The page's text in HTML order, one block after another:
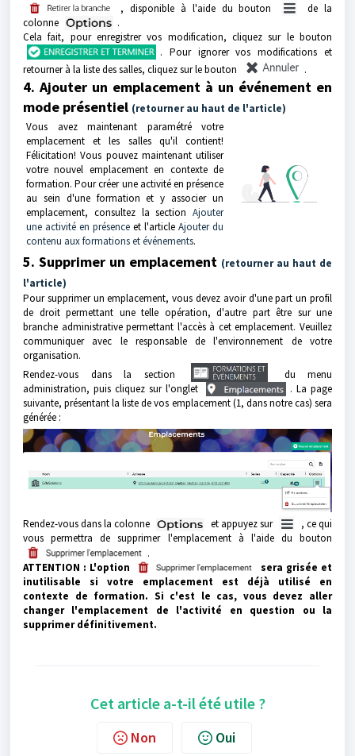
, disponible à l'aide du bouton
de la
colonne
.
Cela fait, pour enregistrer vos modification, cliquez sur le bouton
. Pour ignorer vos modifications et
retourner à la liste des salles, cliquez sur le bouton
.
4. Ajouter un emplacement à un événement en
mode présentiel (retourner au haut de l'article)
Vous avez maintenant paramétré votre
emplacement et les salles qu'il contient!
Félicitation! Vous pouvez maintenant utiliser
votre nouvel emplacement en contexte de
formation. Pour créer une activité en présence
au sein d'une formation et y associer un
emplacement, consultez la section Ajouter
une activité en présence et l'article Ajouter du
contenu aux formations et événements.
5. Supprimer un emplacement (retourner au haut de
l'article)
Pour supprimer un emplacement, vous devez avoir d'une part un profil
de droitpermettant une telle opération, d'autre part être sur une
branche administrative permettant l'accès à cet emplacement. Veuillez
communiquer avec le responsable de l'environnement de votre
organisation.
Rendez-vous dans la section
du menu
administration, puis cliquez sur l'onglet
. La page
suivante, présentant la liste de vos emplacement (1, dans notre cas) sera
générée :
Rendez-vous dans la colonne et appuyez sur
, ce qui
vous permettra de supprimer l'emplacement à l'aide du bouton
.
ATTENTION : L'option
sera grisée et
inutilisable si votre emplacement est déjà utilisé en
contexte de formation. Si c'est le cas, vous devez aller
changer l'emplacement de l'activité en question ou la
supprimer définitivement.
Cet article a-t-il été utile ?
Non Oui